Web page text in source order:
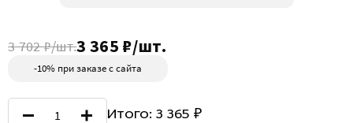
3 702 ₽/шт.3 365 ₽/шт.
-10% при заказе с сайта
Итого: 3 365 ₽